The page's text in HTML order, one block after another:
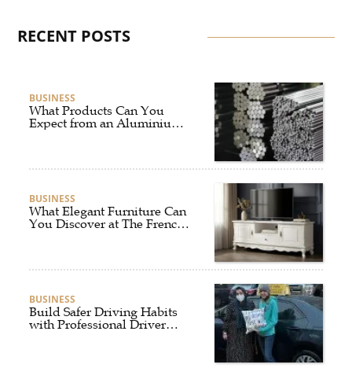
RECENT POSTS
BUSINESS
What Products Can You
Expect from an Aluminium
BUSINESS
What Elegant Furniture Can
You Discover at The French
BUSINESS
Build Safer Driving Habits
with Professional Driver